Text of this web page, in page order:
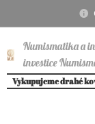
Numismatika a
investice
každého
Vykupujeme drahé